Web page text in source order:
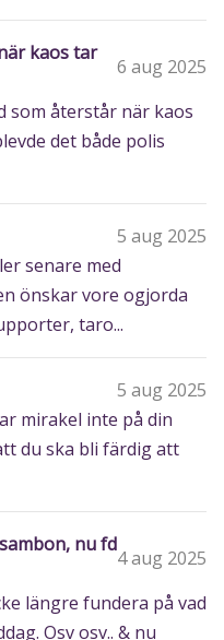
kaos tar
6 aug 2025
som återstår när kaos
det både polis
5 aug 2025
senare med
önskar vore ogjorda
taro...
5 aug 2025
mirakel inte på din
du ska bli färdig att
nu fd
4 aug 2025
längre fundera på vad
Osv osv.. & nu